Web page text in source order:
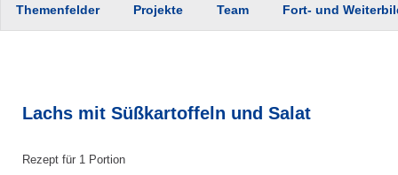
Themenfelder Projekte Team Fort- und
Lachs mit Süßkartoffeln und Salat
Rezept für 1 Portion